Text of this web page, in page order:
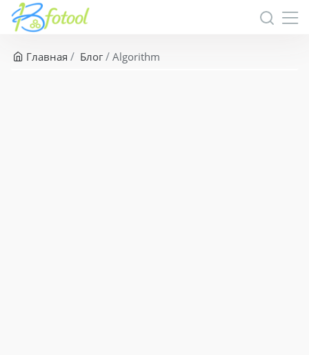
Главная Блог Algorithm